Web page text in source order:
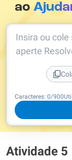
ao
Caracteres: 0/900
Insira ou cole
aperte
Atividade 5